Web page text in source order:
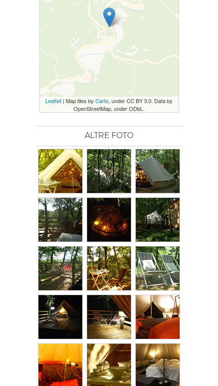
Leaflet | Map tiles by Carto, under CC BY 3.0. Data by
OpenStreetMap, under ODbL.
ALTRE FOTO